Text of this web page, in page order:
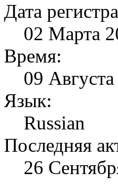
Дата
02 Марта
Время:
09
Язык:
Russian
Последняя
26